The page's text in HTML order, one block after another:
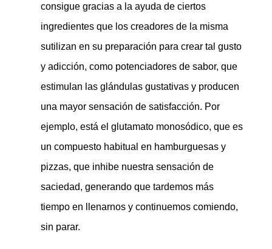
consigue gracias a la ayuda de ciertos
ingredientes que los creadores de la misma
sutilizan en su preparación para crear tal gusto
y adicción, como potenciadores de sabor, que
estimulan las glándulas gustativas y producen
una mayor sensación de satisfacción. Por
ejemplo, está el glutamato monosódico, que es
un compuesto habitual en hamburguesas y
pizzas, que inhibe nuestra sensación de
saciedad, generando que tardemos más
tiempo en llenarnos y continuemos comiendo,
sin parar.